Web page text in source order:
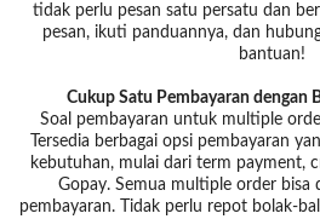
tidak perlu pesan satu persatu dan
pesan, ikuti panduannya, dan
bantuan!
Cukup Satu Pembayaran dengan
Soal pembayaran untuk multiple
Tersedia berbagai opsi pembayaran
kebutuhan, mulai dari term payment,
Gopay. Semua multiple order bisa
pembayaran. Tidak perlu repot bolak-